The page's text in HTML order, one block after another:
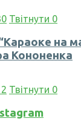
Твітнути 0
на
Кононенка
Твітнути 0